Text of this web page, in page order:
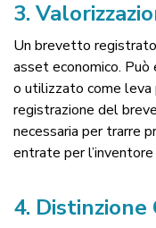
3.
Un brevetto
asset economico. Può
o utilizzato come
registrazione del
necessaria per trarre
entrate per l’inventore
4. Distinzione